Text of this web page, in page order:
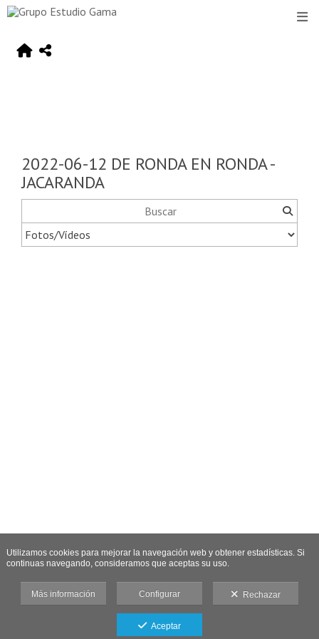
2022-06-12 DE RONDA EN RONDA -
JACARANDA
Utilizamos cookies para mejorar la navegación web y obtener estadísticas. Si
continuas navegando, consideramos que aceptas su uso.
Más información Configurar Rechazar
Aceptar